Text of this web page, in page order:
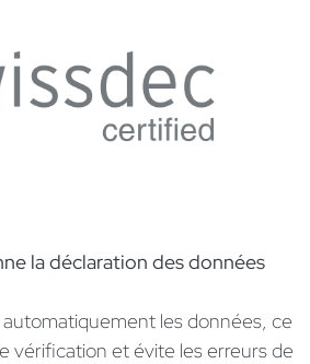
la déclaration des données
les données, ce
vérification et évite les erreurs de